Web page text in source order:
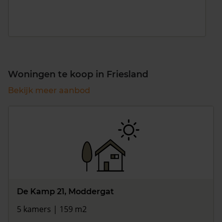
Woningen te koop in Friesland
Bekijk meer aanbod
De Kamp 21, Moddergat
5 kamers | 159 m2